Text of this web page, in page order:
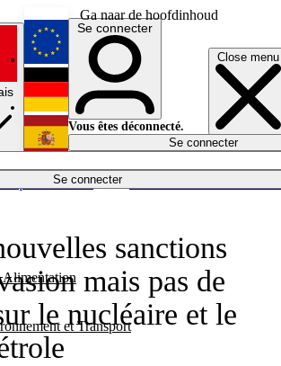
Ga naar de hoofdinhoud
Close menu
Se connecter
et Transport
Économie
English
Deutsch
Español
Se connecter
Vous êtes déconnecté.
Se connecter
sanctions
mais pas de
le nucléaire et le